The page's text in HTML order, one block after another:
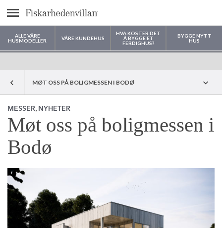
text.menu
ALLE VÅRE
HUSMODELLER
VÅRE KUNDEHUS
HVA KOSTER DET
Å BYGGE ET
FERDIGHUS?
BYGGE NYTT
HUS
Hvor vil du bygge huset ditt?
MØT OSS PÅ BOLIGMESSEN I BODØ
MESSER, NYHETER
Møt oss på boligmessen i
Bodø